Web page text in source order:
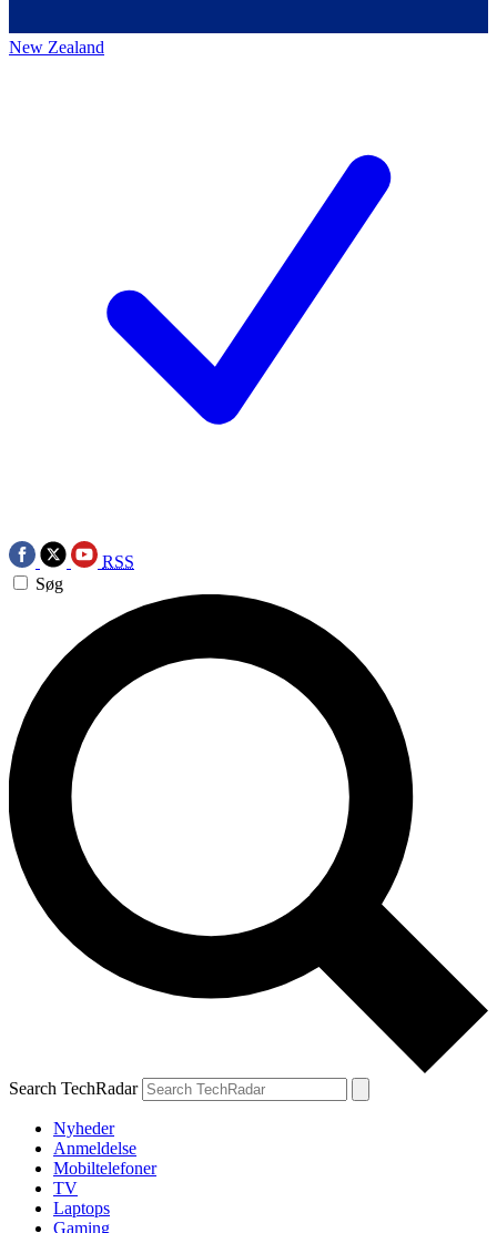
New Zealand
RSS
Søg
Search TechRadar
Nyheder
Anmeldelse
Mobiltelefoner
TV
Laptops
Gaming